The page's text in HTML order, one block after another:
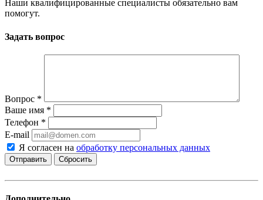
Наши квалифицированные специалисты обязательно вам
помогут.
Задать вопрос
Вопрос *
Ваше имя *
Телефон *
E-mail
Я согласен на обработку персональных данных
Сбросить